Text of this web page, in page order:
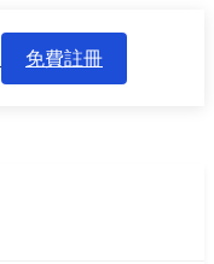
免費註冊